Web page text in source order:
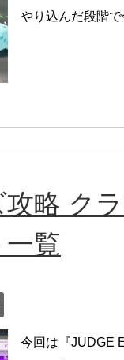
やり込んだ段階
略 ク
覧
今回は『JUDGE